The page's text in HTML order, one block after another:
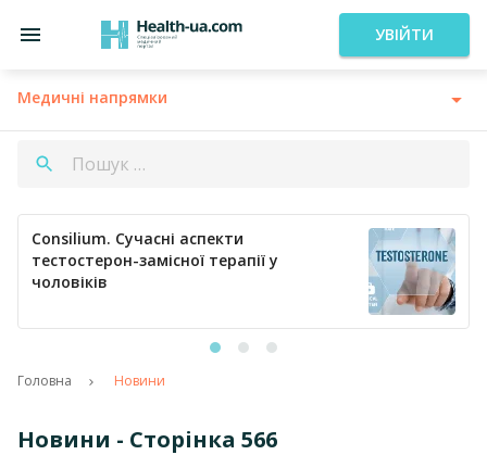
УВІЙТИ
Медичні напрямки
Consilium. Кардіологія сьогодні:
профілактика тромбозів та ефективна
регуляція артеріального тиску
Головна Новини
Новини - Сторінка 566